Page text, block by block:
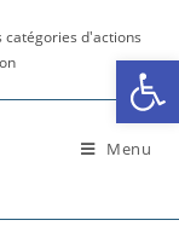
catégories d'actions
Menu